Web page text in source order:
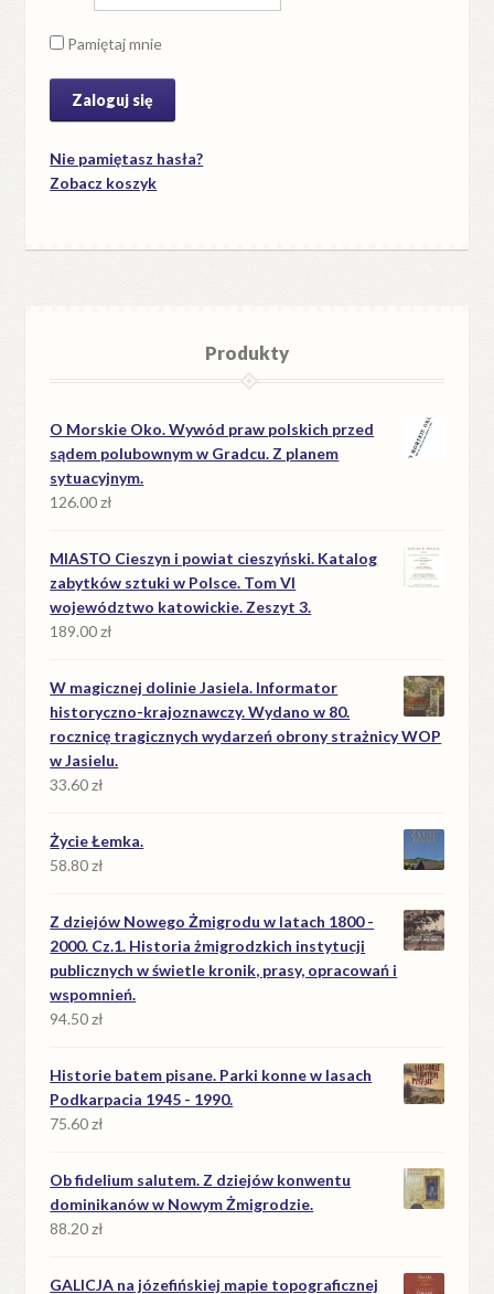
Pamiętaj mnie
Nie pamiętasz hasła?
Zobacz koszyk
Produkty
O Morskie Oko. Wywód praw polskich przed
sądem polubownym w Gradcu. Z planem
sytuacyjnym.
126.00zł
MIASTO Cieszyn i powiat cieszyński. Katalog
zabytków sztuki w Polsce. Tom VI
województwo katowickie. Zeszyt 3.
189.00zł
W magicznej dolinie Jasiela. Informator
historyczno-krajoznawczy. Wydano w 80.
rocznicę tragicznych wydarzeń obrony strażnicy WOP
w Jasielu.
33.60zł
Życie Łemka.
58.80zł
Z dziejów Nowego Żmigrodu w latach 1800 -
2000. Cz.1. Historia żmigrodzkich instytucji
publicznych w świetle kronik, prasy, opracowań i
wspomnień.
94.50zł
Historie batem pisane. Parki konne w lasach
Podkarpacia 1945 - 1990.
75.60zł
Ob fidelium salutem. Z dziejów konwentu
dominikanów w Nowym Żmigrodzie.
88.20zł
GALICJA na józefińskiej mapie topograficznej